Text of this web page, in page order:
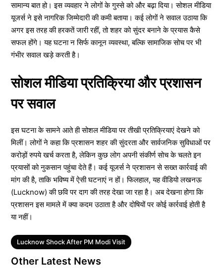
सामान्य बात हो। इस व्यवहार ने लोगों के गुस्से को और बढ़ा दिया। सोशल मीडिया
यूजर्स ने इसे नागरिक जिम्मेदारी की कमी बताया। कई लोगों ने सवाल उठाया कि
अगर इस तरह की हरकतें जारी रहीं, तो शहर को सुंदर बनाने के प्रयास कैसे
सफल होंगे। यह घटना न सिर्फ कानून व्यवस्था, बल्कि सामाजिक सोच पर भी
गंभीर सवाल खड़े करती है।
सोशल मीडिया प्रतिक्रिया और प्रशासन
पर सवाल
इस घटना के सामने आते ही सोशल मीडिया पर तीखी प्रतिक्रियाएं देखने को
मिलीं। लोगों ने कहा कि प्रशासन शहर की सुंदरता और सार्वजनिक सुविधाओं पर
करोड़ों रुपये खर्च करता है, लेकिन कुछ लोग अपनी संकीर्ण सोच के चलते इन
प्रयासों को नुकसान पहुंचा देते हैं। कई यूजर्स ने प्रशासन से सख्त कार्रवाई की
मांग की है, ताकि भविष्य में ऐसी घटनाएं न हों। फिलहाल, यह वीडियो लखनऊ
(Lucknow) की छवि पर दाग की तरह देखा जा रहा है। अब देखना होगा कि
प्रशासन इस मामले में क्या कदम उठाता है और दोषियों पर कोई कार्रवाई होती है
या नहीं।
Tags
Lucknow Shock After PM Modi Visit
Other Latest News